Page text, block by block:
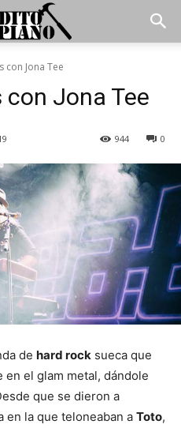
con Jona Tee
Jona Tee
0
944
de hard rock sueca que
el glam metal, dándole
que se dieron a
en la que teloneaban a Toto,